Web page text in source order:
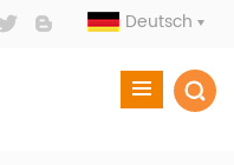
Deutsch